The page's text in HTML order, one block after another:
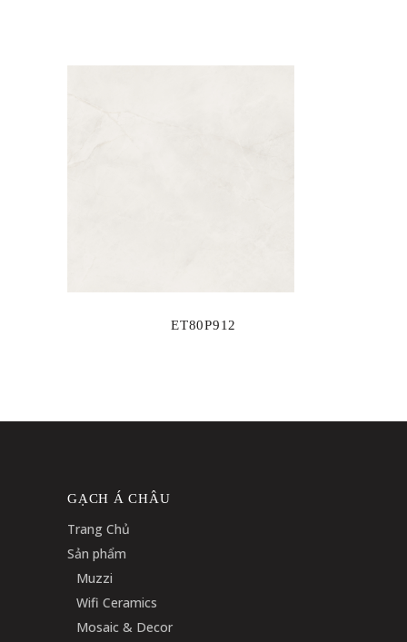
ET80P912
GẠCH Á CHÂU
Trang Chủ
Sản phẩm
Muzzi
Wifi Ceramics
Mosaic & Decor